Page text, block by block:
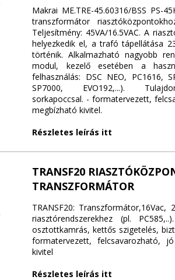
Makrai ME.TRE-45.60316/BSS PS-
transzformátor
Teljesítmény: 45VA/16.5VAC. A
helyezkedik el, a trafó tápellátása
történik. Alkalmazható nagyobb
modul, kezelő esetében a
felhasználás: DSC NEO, PC1616,
SP7000, EVO192,...).
sorkapoccsal. - formatervezett,
megbízható kivitel.
Részletes leírás itt
TRANSF20
TRANSZFORMÁTOR
TRANSF20: Transzformátor,16Vac,
riasztórendszerekhez (pl.
osztottkamrás, kettős szigetelés,
formatervezett, felcsavarozható,
kivitel
Részletes leírás itt